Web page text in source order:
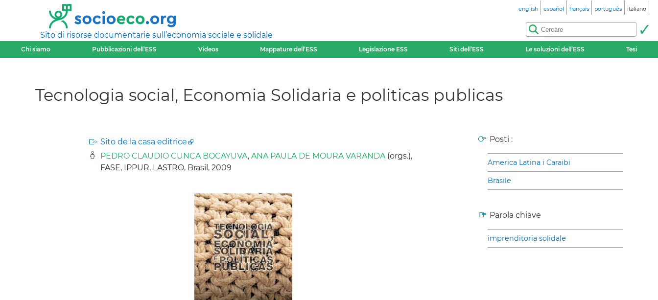
Sito di risorse documentarie sull’economia sociale e solidale
english español français português italiano
Chi siamo Pubblicazioni dell’ESS Videos Mappature dell’ESS Legislazione ESS Siti dell’ESS Le soluzioni dell’ESS Tesi
Tecnologia social, Economia Solidaria e politicas publicas
Sito de la casa editrice
PEDRO CLAUDIO CUNCA BOCAYUVA, ANA PAULA DE MOURA VARANDA(orgs.),
FASE, IPPUR, LASTRO, Brasil, 2009
Posti :
America Latina i Caraibi
Brasile
Parola chiave
imprenditoria solidale